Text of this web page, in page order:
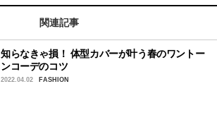
関連記事
知らなきゃ損！ 体型カバーが叶う春のワントー
ンコーデのコツ
2022.04.02 FASHION